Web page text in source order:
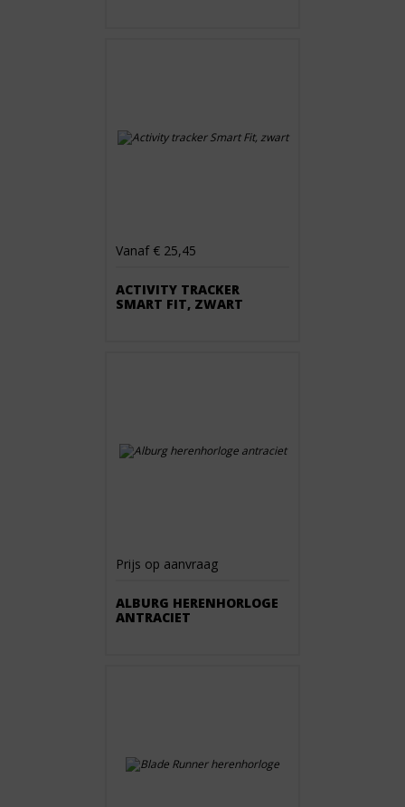
Vanaf € 25,45
ACTIVITY TRACKER
SMART FIT, ZWART
Prijs op aanvraag
ALBURG HERENHORLOGE
ANTRACIET